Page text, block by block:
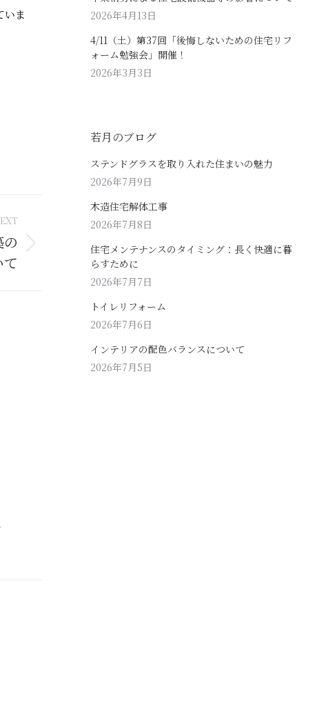
いま
の
2026年4月13日
4/11（土）第37回「後悔しないための住宅リフ
ォーム勉強会」開催！
2026年3月3日
若月のブログ
ステンドグラスを取り入れた住まいの魅力
2026年7月9日
木造住宅解体工事
2026年7月8日
住宅メンテナンスのタイミング：長く快適に暮
らすために
2026年7月7日
トイレリフォーム
2026年7月6日
インテリアの配色バランスについて
2026年7月5日